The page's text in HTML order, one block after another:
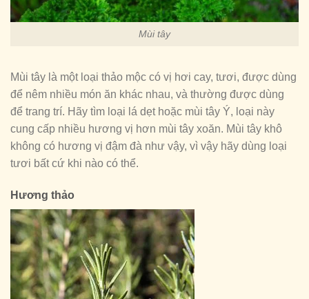
Mùi tây
Mùi tây là một loại thảo mộc có vị hơi cay, tươi, được dùng
để nêm nhiều món ăn khác nhau, và thường được dùng
để trang trí. Hãy tìm loại lá dẹt hoặc mùi tây Ý, loại này
cung cấp nhiều hương vị hơn mùi tây xoăn. Mùi tây khô
không có hương vị đậm đà như vậy, vì vậy hãy dùng loại
tươi bất cứ khi nào có thể.
Hương thảo